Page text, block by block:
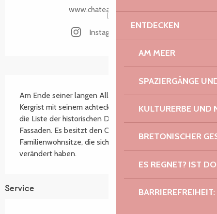
ENTDECKEN
AM MEER
SPAZIERGÄNGE
KULTURERBE UND
BRETONISCHER
ES REGNET? IST
www.chateau-kergrist.fr
Instagram Seite
Am Ende seiner langen Allee liegt das Schloss
Kergrist mit seinem achteckigen Turm und seinen in
die Liste der historischen Denkmäler eingetragenen
Fassaden. Es besitzt den Charme schöner
Familienwohnsitze, die sich im Laufe der Zeit
verändert haben.
Service